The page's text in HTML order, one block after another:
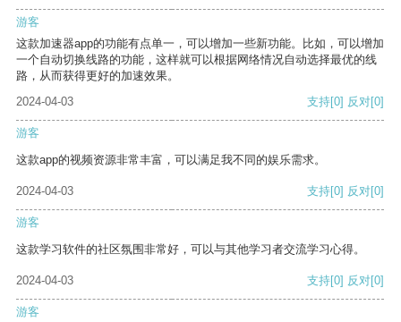
游客
这款加速器app的功能有点单一，可以增加一些新功能。比如，可以增加
一个自动切换线路的功能，这样就可以根据网络情况自动选择最优的线
路，从而获得更好的加速效果。
2024-04-03
支持[0] 反对[0]
游客
这款app的视频资源非常丰富，可以满足我不同的娱乐需求。
2024-04-03 支持[0] 反对[0]
游客
这款学习软件的社区氛围非常好，可以与其他学习者交流学习心得。
2024-04-03 支持[0] 反对[0]
游客